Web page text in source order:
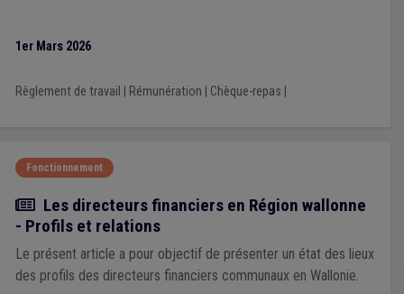
1er Mars 2026
Règlement de travail Rémunération Chèque-repas
Fonctionnement
Article
Les directeurs financiers en Région wallonne
- Profils et relations
Le présent article a pour objectif de présenter un état des lieux
des profils des directeurs financiers communaux en Wallonie.